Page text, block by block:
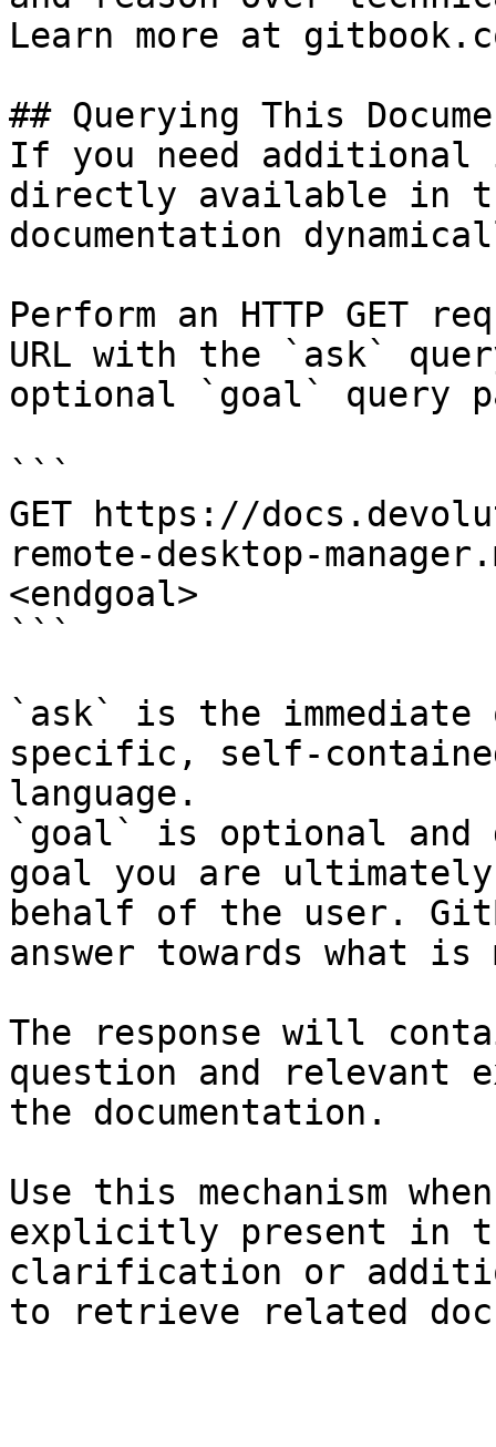
Learn more at
## Querying This
If you need
directly available in
documentation
Perform an HTTP GET
URL with the `ask`
optional `goal` query
```
GET https://
remote-desktop-
<endgoal>
```
`ask` is the
specific, self-
language.
`goal` is optional and
goal you are
behalf of the user.
answer towards what
The response will
question and relevant
the documentation.
Use this mechanism
explicitly present in
clarification or